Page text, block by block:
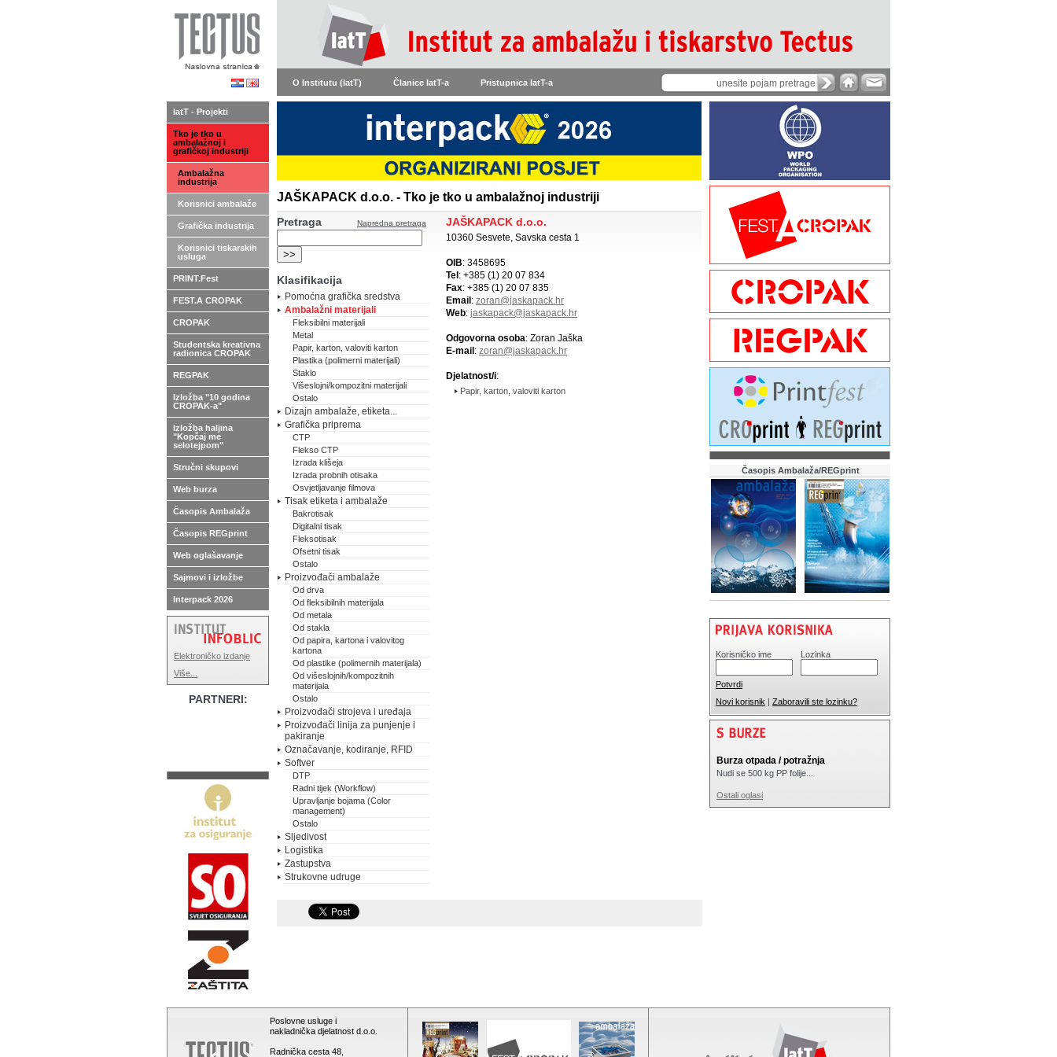
O Institutu (IatT) Članice IatT-a Pristupnica IatT-a
JAŠKAPACK d.o.o. - Tko je tko u ambalažnoj industriji
Napredna pretraga
Pretraga
Klasifikacija
Pomoćna grafička sredstva
Ambalažni materijali
Fleksibilni materijali
Metal
Papir, karton, valoviti karton
Plastika (polimerni materijali)
Staklo
Višeslojni/kompozitni materijali
Ostalo
Dizajn ambalaže, etiketa...
Grafička priprema
CTP
Flekso CTP
Izrada klišeja
Izrada probnih otisaka
Osvjetljavanje filmova
Tisak etiketa i ambalaže
Bakrotisak
Digitalni tisak
Fleksotisak
Ofsetni tisak
Ostalo
Proizvođači ambalaže
Od drva
Od fleksibilnih materijala
Od metala
Od stakla
Od papira, kartona i valovitog
kartona
Od plastike (polimernih materijala)
Od višeslojnih/kompozitnih
materijala
Ostalo
Proizvođači strojeva i uređaja
Proizvođači linija za punjenje i
pakiranje
Označavanje, kodiranje, RFID
Softver
DTP
Radni tijek (Workflow)
Upravljanje bojama (Color
management)
Ostalo
Sljedivost
Logistika
Zastupstva
Strukovne udruge
JAŠKAPACK d.o.o.
10360 Sesvete, Savska cesta 1
OIB: 3458695
Tel : +385 (1) 20 07 834
Fax: +385 (1) 20 07 835
Email : zoran@jaskapack.hr
Web: jaskapack@jaskapack.hr
Odgovorna osoba: Zoran Jaška
E-mail : zoran@jaskapack.hr
Djelatnost/i:
Papir, karton, valoviti karton
IatT - Projekti
Tko je tko u
ambalažnoj i
grafičkoj industriji
Ambalažna
industrija
Korisnici ambalaže
Grafička industrija
Korisnici tiskarskih
usluga
PRINT.Fest
FEST.A CROPAK
CROPAK
Studentska kreativna
radionica CROPAK
REGPAK
Izložba "10 godina
CROPAK-a"
Izložba haljina
"Kopčaj me
selotejpom"
Stručni skupovi
Web burza
Časopis Ambalaža
Časopis REGprint
Web oglašavanje
Sajmovi i izložbe
Interpack 2026
Elektroničko izdanje
Više...
PARTNERI:
Časopis Ambalaža/REGprint
Korisničko ime Lozinka
Potvrdi
Novi korisnik | Zaboravili ste lozinku?
Burza otpada / potražnja
Nudi se 500 kg PP folije...
Ostali oglasi
Poslovne usluge i
nakladnička djelatnost d.o.o.
Radnička cesta 48,